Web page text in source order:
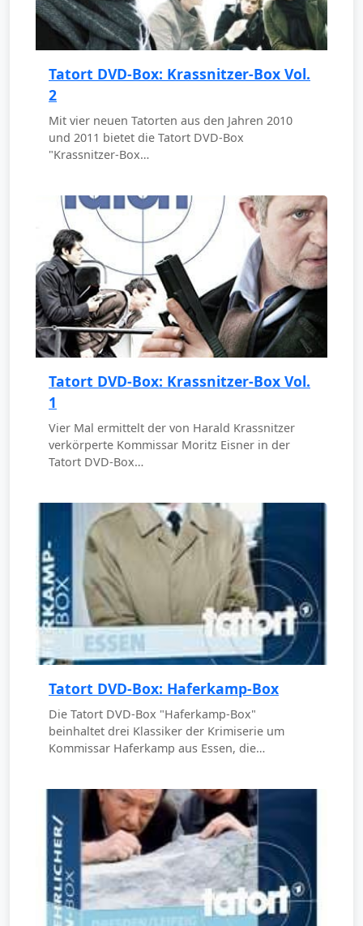
Tatort DVD-Box: Krassnitzer-Box Vol.
2
Mit vier neuen Tatorten aus den Jahren 2010
und 2011 bietet die Tatort DVD-Box
"Krassnitzer-Box…
Tatort DVD-Box: Krassnitzer-Box Vol.
1
Vier Mal ermittelt der von Harald Krassnitzer
verkörperte Kommissar Moritz Eisner in der
Tatort DVD-Box…
Tatort DVD-Box: Haferkamp-Box
Die Tatort DVD-Box "Haferkamp-Box"
beinhaltet drei Klassiker der Krimiserie um
Kommissar Haferkamp aus Essen, die…